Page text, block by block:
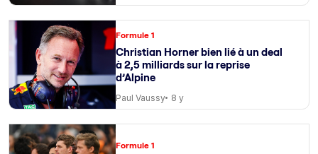
Formule 1
Christian Horner bien lié à un deal
à 2,5 milliards sur la reprise
d’Alpine
Paul Vaussy 8 y
Formule 1